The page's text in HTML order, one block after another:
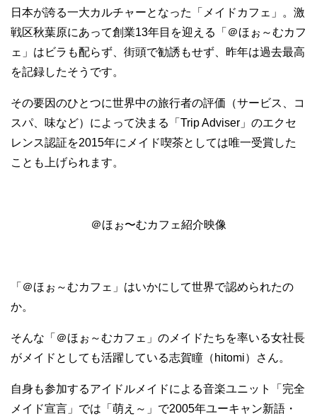
日本が誇る一大カルチャーとなった「メイドカフェ」。激
戦区秋葉原にあって創業13年目を迎える「＠ほぉ～むカフ
ェ」はビラも配らず、街頭で勧誘もせず、昨年は過去最高
を記録したそうです。
その要因のひとつに世界中の旅行者の評価（サービス、コ
スパ、味など）によって決まる「Trip Adviser」のエクセ
レンス認証を2015年にメイド喫茶としては唯一受賞した
ことも上げられます。
＠ほぉ〜むカフェ紹介映像
「＠ほぉ～むカフェ」はいかにして世界で認められたの
か。
そんな「＠ほぉ～むカフェ」のメイドたちを率いる女社長
がメイドとしても活躍している志賀瞳（hitomi）さん。
自身も参加するアイドルメイドによる音楽ユニット「完全
メイド宣言」では「萌え～」で2005年ユーキャン新語・